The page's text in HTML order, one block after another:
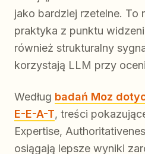
jako bardziej rzetelne. To
praktyka z punktu
również strukturalny
korzystają LLM przy
Według badań Moz
E-E-A-T, treści
Expertise,
osiągają lepsze wyniki